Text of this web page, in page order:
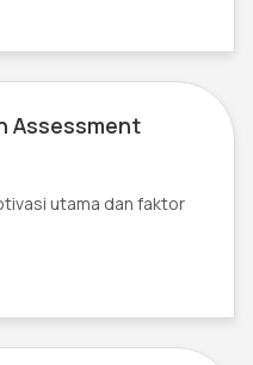
Assessment
utama dan faktor